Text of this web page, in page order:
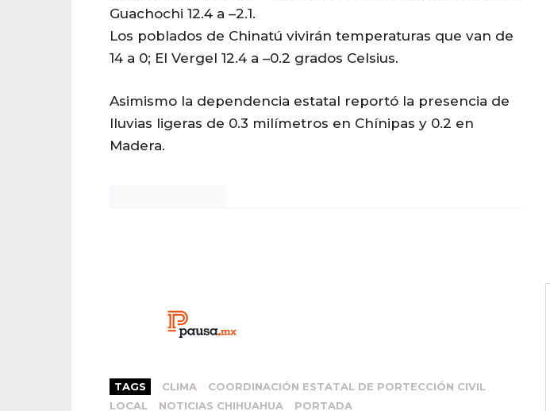
Guachochi 12.4 a –2.1.
Los poblados de Chinatú vivirán temperaturas que van de
14 a 0; El Vergel 12.4 a –0.2 grados Celsius.
Asimismo la dependencia estatal reportó la presencia de
lluvias ligeras de 0.3 milímetros en Chínipas y 0.2 en
Madera.
TAGS CLIMA
COORDINACIÓN ESTATAL DE PORTECCIÓN CIVIL
LOCAL
NOTICIAS CHIHUAHUA PORTADA